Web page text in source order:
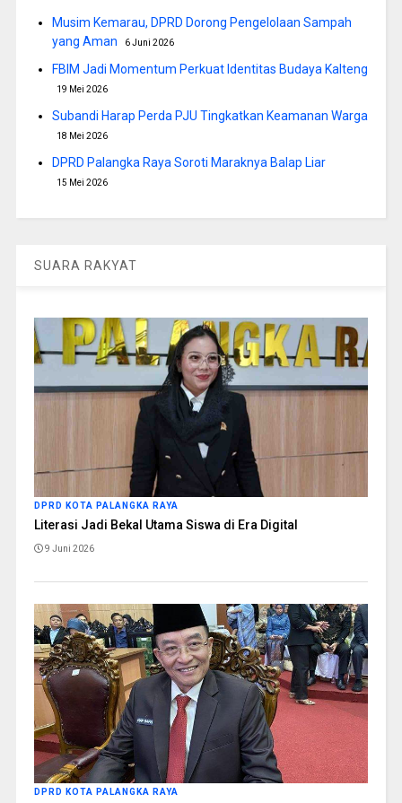
Musim Kemarau, DPRD Dorong Pengelolaan Sampah
yang Aman
6 Juni 2026
FBIM Jadi Momentum Perkuat Identitas Budaya Kalteng
19 Mei 2026
Subandi Harap Perda PJU Tingkatkan Keamanan Warga
18 Mei 2026
DPRD Palangka Raya Soroti Maraknya Balap Liar
15 Mei 2026
SUARA RAKYAT
DPRD KOTA PALANGKA RAYA
Literasi Jadi Bekal Utama Siswa di Era Digital
9 Juni 2026
DPRD KOTA PALANGKA RAYA